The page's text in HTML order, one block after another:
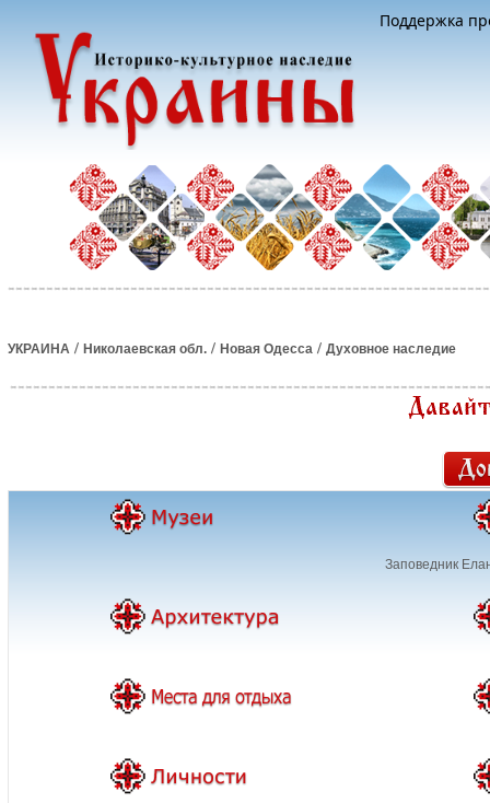
Поддержка
УКРАИНА / Николаевская обл. / Новая Одесса / Духовное наследие
Заповедник